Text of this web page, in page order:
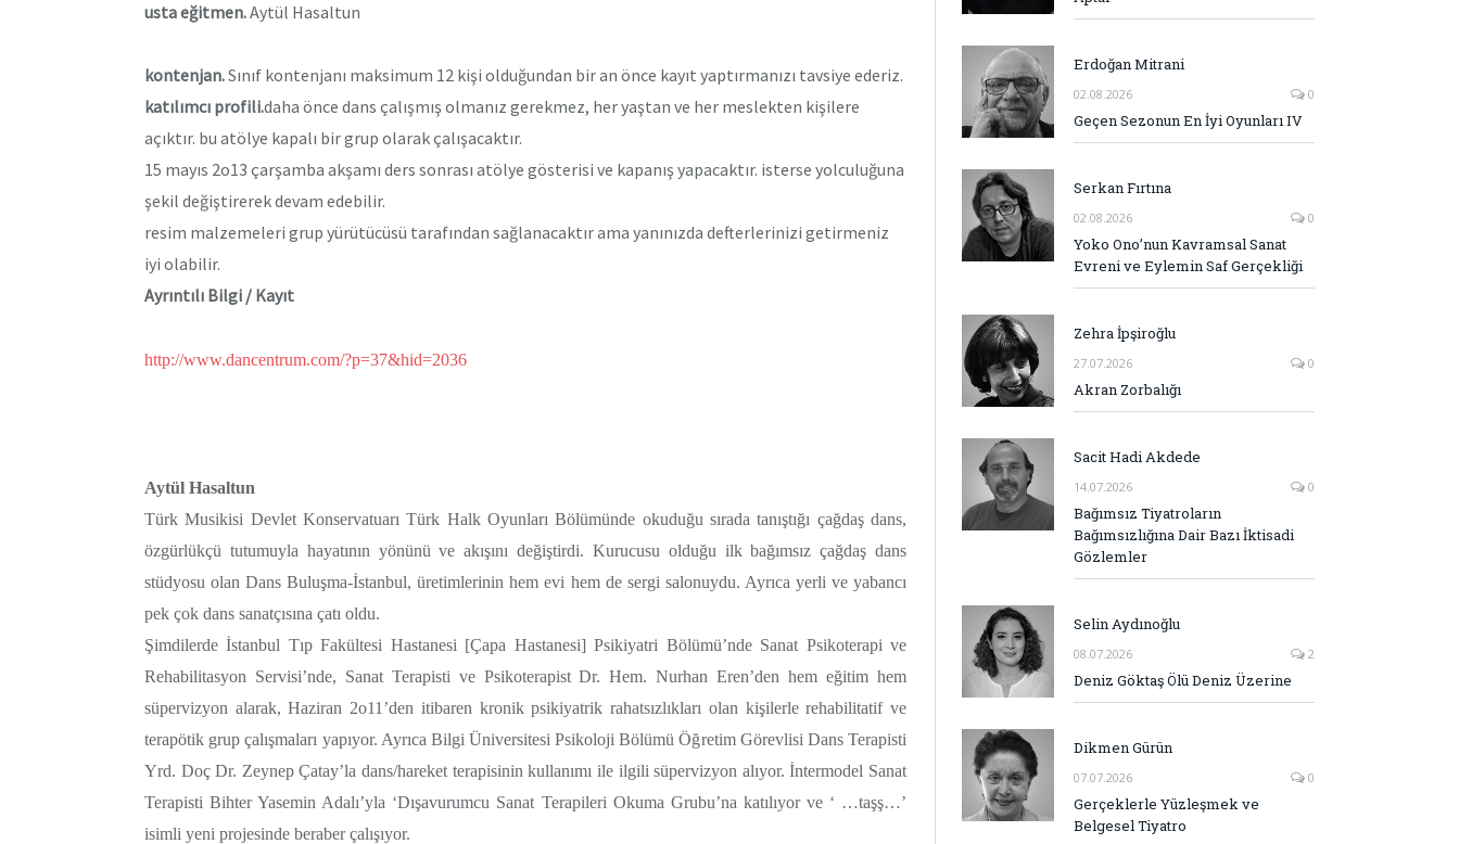
usta eğitmen.Aytül Hasaltun
kontenjan.Sınıf kontenjanı maksimum 12 kişi olduğundan bir an önce kayıt yaptırmanızı tavsiye ederiz.
katılımcı profili.daha önce dans çalışmış olmanız gerekmez, her yaştan ve her meslekten kişilere
açıktır. bu atölye kapalı bir grup olarak çalışacaktır.
15 mayıs 2o13 çarşamba akşamı ders sonrası atölye gösterisi ve kapanış yapacaktır. isterse yolculuğuna
şekil değiştirerek devam edebilir.
resim malzemeleri grup yürütücüsü tarafından sağlanacaktır ama yanınızda defterlerinizi getirmeniz
iyi olabilir.
Ayrıntılı Bilgi / Kayıt
http://www.dancentrum.com/?p=37&hid=2036
Aytül Hasaltun
Türk Musikisi Devlet Konservatuarı Türk Halk Oyunları Bölümünde okuduğu sırada tanıştığı çağdaş dans,
özgürlükçü tutumuyla hayatının yönünü ve akışını değiştirdi. Kurucusu olduğu ilk bağımsız çağdaş dans
stüdyosu olan Dans Buluşma-İstanbul, üretimlerinin hem evi hem de sergi salonuydu. Ayrıca yerli ve yabancı
pek çok dans sanatçısına çatı oldu.
Şimdilerde İstanbul Tıp Fakültesi Hastanesi [Çapa Hastanesi] Psikiyatri Bölümü’nde Sanat Psikoterapi ve
Rehabilitasyon Servisi’nde, Sanat Terapisti ve Psikoterapist Dr. Hem. Nurhan Eren’den hem eğitim hem
süpervizyon alarak, Haziran 2o11’den itibaren kronik psikiyatrik rahatsızlıkları olan kişilerle rehabilitatif ve
terapötik grup çalışmaları yapıyor. Ayrıca Bilgi Üniversitesi Psikoloji Bölümü Öğretim Görevlisi Dans Terapisti
Yrd. Doç Dr. Zeynep Çatay’la dans/hareket terapisinin kullanımı ile ilgili süpervizyon alıyor. İntermodel Sanat
Terapisti Bihter Yasemin Adalı’yla ‘Dışavurumcu Sanat Terapileri Okuma Grubu’na katılıyor ve ‘ …taşş…’
isimli yeni projesinde beraber çalışıyor.
Erdoğan Mitrani
02.08.2026 0
Geçen Sezonun En İyi Oyunları IV
Serkan Fırtına
02.08.2026 0
Yoko Ono’nun Kavramsal Sanat
Evreni ve Eylemin Saf Gerçekliği
Zehra İpşiroğlu
27.07.2026 0
Akran Zorbalığı
Sacit Hadi Akdede
14.07.2026 0
Bağımsız Tiyatroların
Bağımsızlığına Dair Bazı İktisadi
Gözlemler
Selin Aydınoğlu
08.07.2026 2
Deniz Göktaş Ölü Deniz Üzerine
Dikmen Gürün
07.07.2026 0
Gerçeklerle Yüzleşmek ve
Belgesel Tiyatro